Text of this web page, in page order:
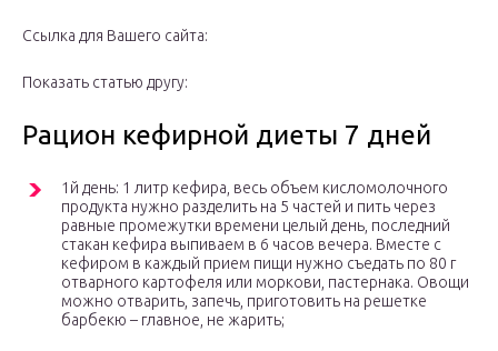
Ссылка для Вашего сайта:
Показать статью другу:
Рацион кефирной диеты 7 дней
1й день: 1 литр кефира, весь объем кисломолочного
продукта нужно разделить на 5 частей и пить через
равные промежутки времени целый день, последний
стакан кефира выпиваем в 6 часов вечера. Вместе с
кефиром в каждый прием пищи нужно съедать по 80 г
отварного картофеля или моркови, пастернака. Овощи
можно отварить, запечь, приготовить на решетке
барбекю – главное, не жарить;